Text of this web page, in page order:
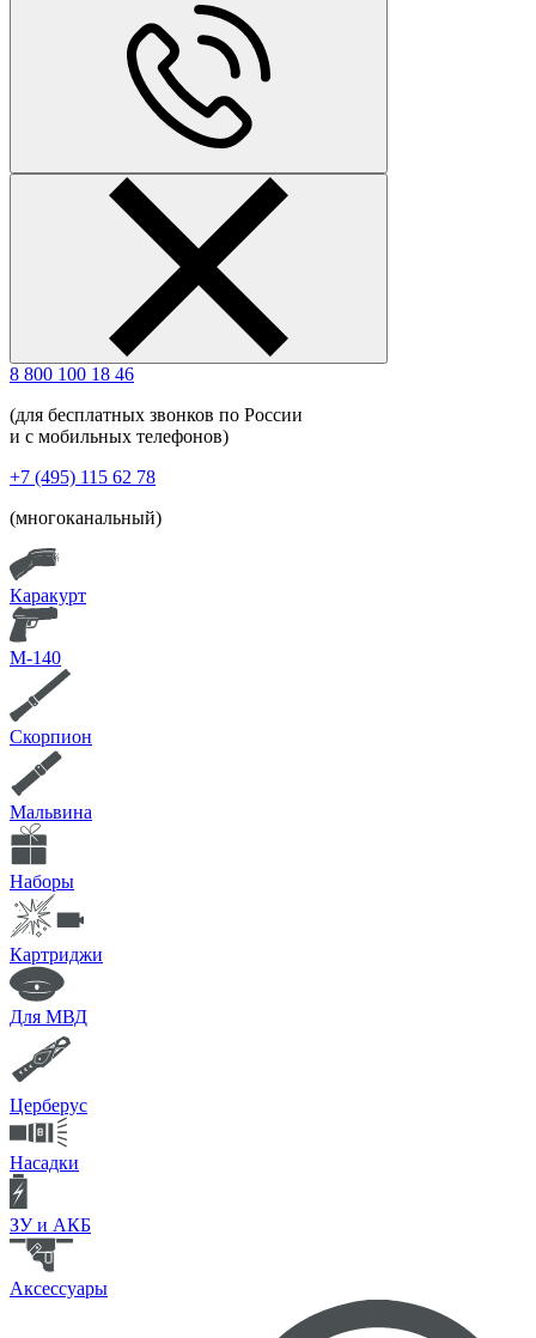
8 800 100 18 46
(для бесплатных звонков по России
и с мобильных телефонов)
+7 (495) 115 62 78
(многоканальный)
Каракурт
М-140
Скорпион
Мальвина
Наборы
Картриджи
Для МВД
Церберус
Насадки
ЗУ и АКБ
Аксессуары